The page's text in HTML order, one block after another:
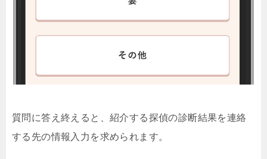
質問に答え終えると、紹介する探偵の診断結果を連絡
する先の情報入力を求められます。